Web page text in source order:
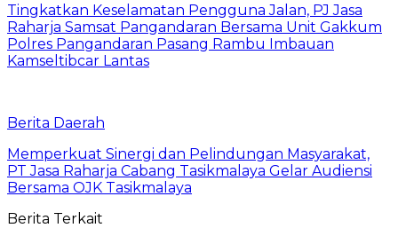
Tingkatkan Keselamatan Pengguna Jalan, PJ Jasa
Raharja Samsat Pangandaran Bersama Unit Gakkum
Polres Pangandaran Pasang Rambu Imbauan
Kamseltibcar Lantas
Berita Daerah
Memperkuat Sinergi dan Pelindungan Masyarakat,
PT Jasa Raharja Cabang Tasikmalaya Gelar Audiensi
Bersama OJK Tasikmalaya
Berita Terkait